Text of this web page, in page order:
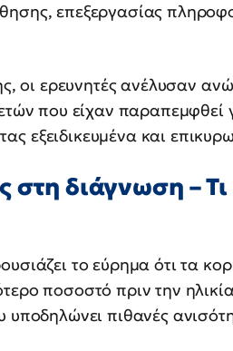
επεξεργασίας
οι ερευνητές ανέλυσαν
που είχαν παραπεμφθεί
εξειδικευμένα και
στη διάγνωση – Τι
το εύρημα ότι τα
ποσοστό πριν την
πιθανές